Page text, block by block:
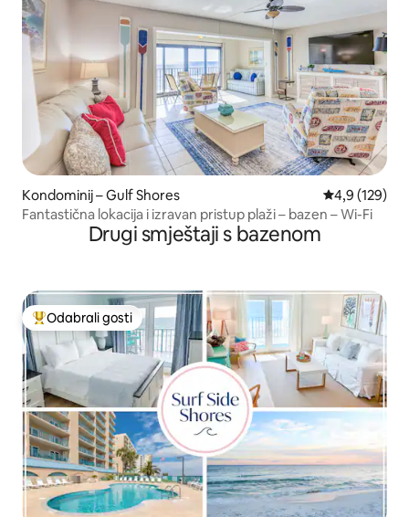
Kondominij – Gulf Shores Prosječna
4,9 (129)
Fantastična lokacija i izravan pristup plaži – bazen – Wi-Fi
Drugi smještaji s bazenom
Među najviše rangiranima s oznakom „Odabrali gosti”
Odabrali gosti